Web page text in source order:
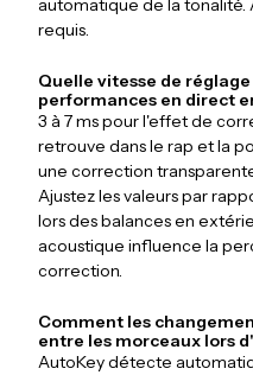
automatique de la tonalité.
requis.
Quelle vitesse de
performances en direct
3 à 7 ms pour l'effet de
retrouve dans le rap et la
une correction
Ajustez les valeurs par
lors des balances en
acoustique influence la
correction.
Comment les
entre les morceaux lors
AutoKey détecte